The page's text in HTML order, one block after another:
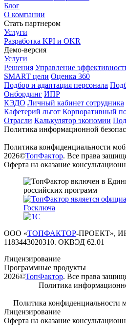
Блог
О компании
Стать партнером
Услуги
Разработка KPI и OKR
Демо-версия
Услуги
Решения Управление
SMART цели Оценка 360
Подбор и адаптация персонала
Онбординг ИПР
КЭДО Личный кабинет сотрудника
Кафетерий льгот Корпоративный
Отрасли Калькулятор экономии
Политика информационной
Политика конфиденциальности
2026©ТопФактор. Все права
Оферта на оказание
ООО «ТОПФАКТОР-ПРОЕКТ»,
1183443020310. ОКВЭД 62.01
Лицензирование
Программные продукты
2026©ТопФактор. Все права
Политика
Политика конфиденциальности
Лицензирование
Оферта на оказание